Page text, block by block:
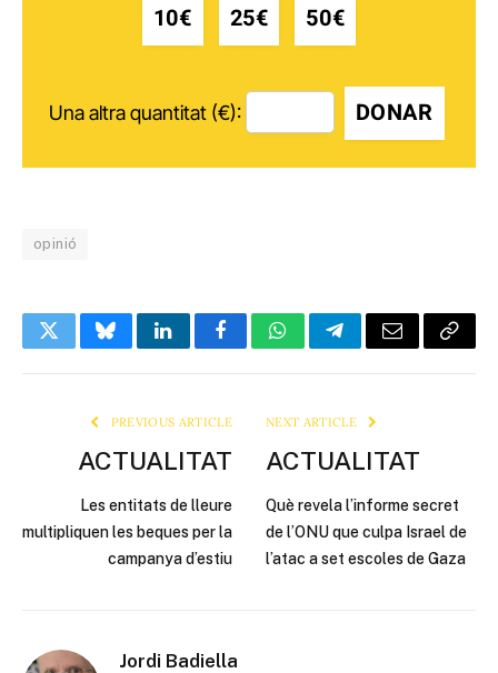
10€ 25€ 50€
Una altra quantitat (€): DONAR
opinió
TwitterBlueskyLinkedInFacebookWhatsAppTelegramEmail Copy
PREVIOUS ARTICLE
ACTUALITAT
Les entitats de lleure
multipliquen les beques per la
campanya d’estiu
NEXT ARTICLE
ACTUALITAT
Què revela l’informe secret
de l’ONU que culpa Israel de
l’atac a set escoles de Gaza
Jordi Badiella